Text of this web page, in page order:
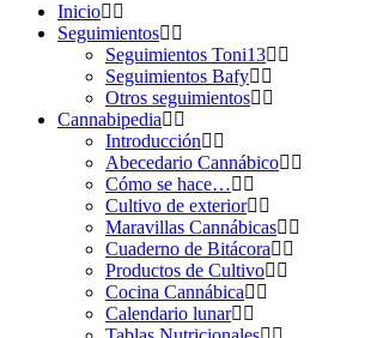
Inicio
Seguimientos
Seguimientos Toni13
Seguimientos Bafy
Otros seguimientos
Cannabipedia
Introducción
Abecedario Cannábico
Cómo se hace…
Cultivo de exterior
Maravillas Cannábicas
Cuaderno de Bitácora
Productos de Cultivo
Cocina Cannábica
Calendario lunar